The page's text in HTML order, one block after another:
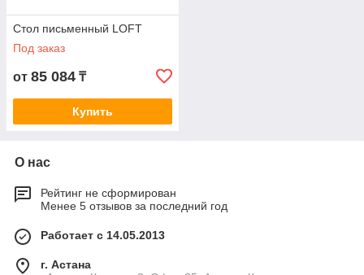
Стол письменный LOFT
Под заказ
от 85 084 ₸
Купить
О нас
Рейтинг не сформирован
Менее 5 отзывов за последний год
Работает с 14.05.2013
г. Астана